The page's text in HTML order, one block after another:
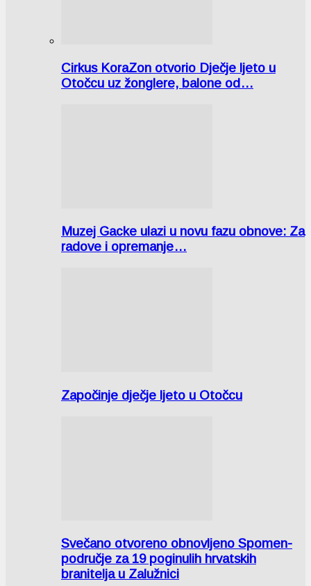
Cirkus KoraZon otvorio Dječje ljeto u
Otočcu uz žonglere, balone od…
Muzej Gacke ulazi u novu fazu obnove: Za
radove i opremanje…
Započinje dječje ljeto u Otočcu
Svečano otvoreno obnovljeno Spomen-
područje za 19 poginulih hrvatskih
branitelja u Zalužnici